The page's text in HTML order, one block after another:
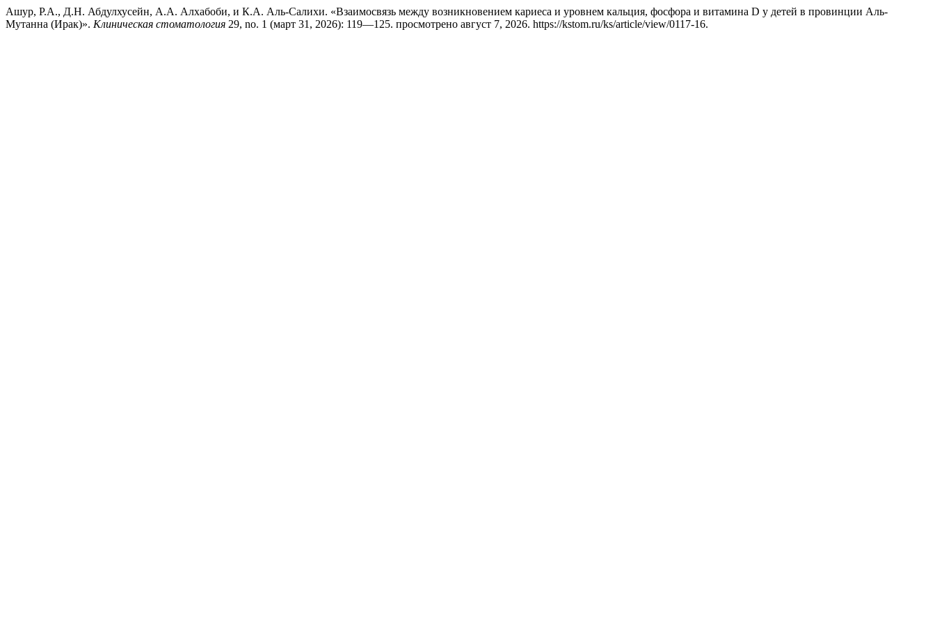
Ашур, Р.А., Д.Н. Абдулхусейн, А.А. Алхабоби, и К.А. Аль-Салихи. «Взаимосвязь между возникновением кариеса и уровнем кальция, фосфора и витамина D у детей в провинции Аль-
Мутанна (Ирак)». Клиническая стоматология 29, no. 1 (март 31, 2026): 119—125. просмотрено август 7, 2026. https://kstom.ru/ks/article/view/0117-16.